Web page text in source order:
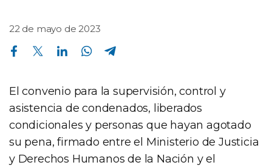
22 de mayo de 2023
Compartir en Facebook Compartir en Twitter Compartir en Linkedin Compartir en Whatsapp
El convenio para la supervisión, control y
asistencia de condenados, liberados
condicionales y personas que hayan agotado
su pena, firmado entre el Ministerio de Justicia
y Derechos Humanos de la Nación y el